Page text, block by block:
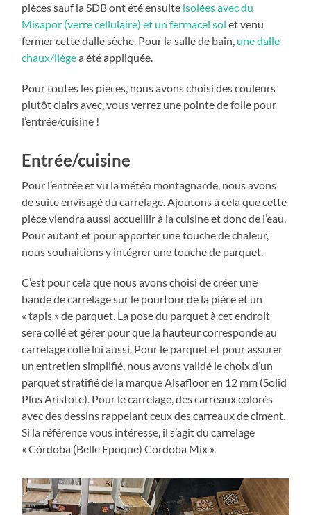
pièces sauf la SDB ont été ensuite isolées avec du
Misapor (verre cellulaire) et un fermacel sol et venu
fermer cette dalle sèche. Pour la salle de bain, une dalle
chaux/liègea été appliquée.
Pour toutes les pièces, nous avons choisi des couleurs
plutôt clairs avec, vous verrez une pointe de folie pour
l’entrée/cuisine !
Entrée/cuisine
Pour l’entrée et vu la météo montagnarde, nous avons
de suite envisagé du carrelage. Ajoutons à cela que cette
pièce viendra aussi accueillir à la cuisine et donc de l’eau.
Pour autant et pour apporter une touche de chaleur,
nous souhaitions y intégrer une touche de parquet.
C’est pour cela que nous avons choisi de créer une
bande de carrelage sur le pourtour de la pièce et un
« tapis » de parquet. La pose du parquet à cet endroit
sera collé et gérer pour que la hauteur corresponde au
carrelage collé lui aussi. Pour le parquet et pour assurer
un entretien simplifié, nous avons validé le choix d’un
parquet stratifié de la marque Alsafloor en 12 mm (Solid
Plus Aristote). Pour le carrelage, des carreaux colorés
avec des dessins rappelant ceux des carreaux de ciment.
Si la référence vous intéresse, il s’agit du carrelage
« Córdoba (Belle Epoque) Córdoba Mix ».